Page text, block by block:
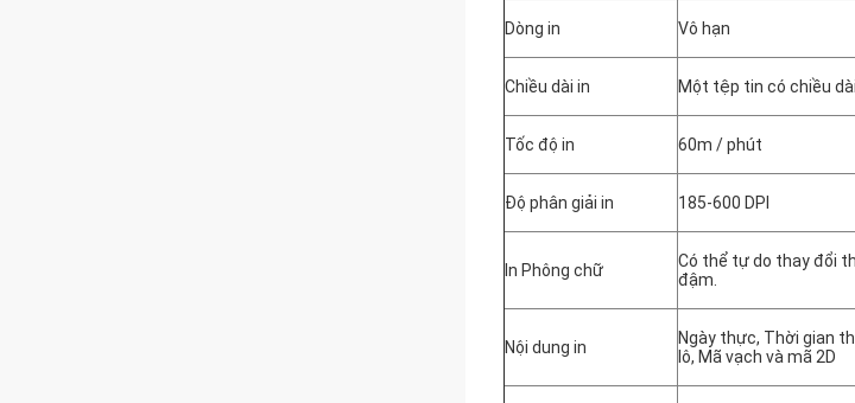
Dòng in Vô hạn
Chiều dài in Một tệp tin có chiều
Tốc độ in 60m / phút
Độ phân giải in 185-600 DPI
In Phông chữ
Có thể tự do thay đổi
đậm.
Nội dung in
Ngày thực, Thời gian
lô, Mã vạch và mã 2D